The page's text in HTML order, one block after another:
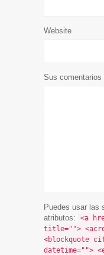
Website
Sus comentarios
Puedes usar las
atributos:
<a
title="">
<blockquote
datetime="">